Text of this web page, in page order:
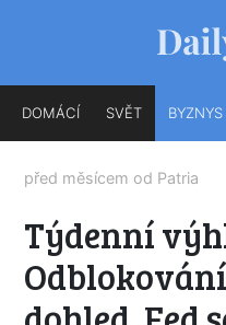
DOMÁCÍ SVĚT BYZNYS
před měsícem od Patria
Týdenní